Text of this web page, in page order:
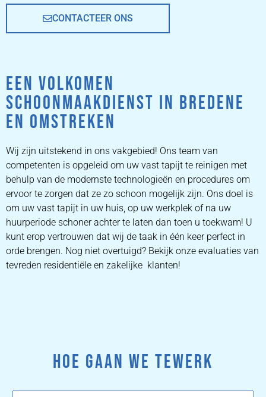
CONTACTEER ONS
EEN VOLKOMEN
SCHOONMAAKDIENST IN BREDENE
EN OMSTREKEN
Wij zijn uitstekend in ons vakgebied! Ons team van
competenten is opgeleid om uw vast tapijt te reinigen met
behulp van de modernste technologieën en procedures om
ervoor te zorgen dat ze zo schoon mogelijk zijn. Ons doel is
om uw vast tapijt in uw huis, op uw werkplek of na uw
huurperiode schoner achter te laten dan toen u toekwam! U
kunt erop vertrouwen dat wij de taak in één keer perfect in
orde brengen. Nog niet overtuigd? Bekijk onze evaluaties van
tevreden residentiële en zakelijke klanten!
HOE GAAN WE TEWERK